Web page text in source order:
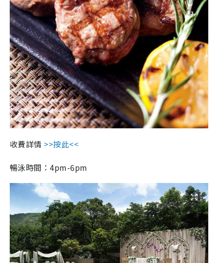
收費詳情 >>按此<<
暢泳時間：4pm-6pm